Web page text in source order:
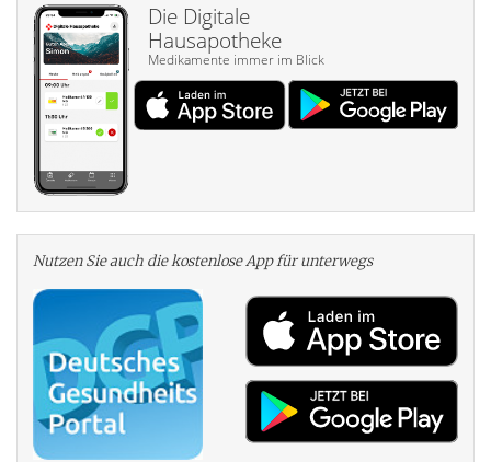
Die Digitale
Hausapotheke
Medikamente immer im Blick
Nutzen Sie auch die kosten­lose App für unterwegs